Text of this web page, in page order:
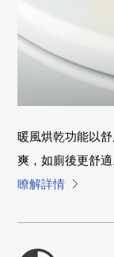
暖風烘乾功能以
爽，如廁後更舒適
瞭解詳情